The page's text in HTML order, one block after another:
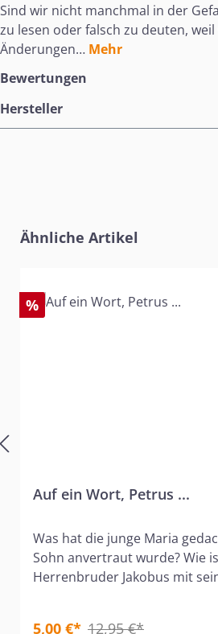
Sind wir nicht manchmal in der
zu lesen oder falsch zu deuten,
Änderungen… Mehr
Bewertungen
Hersteller
Produktgalerie überspringen
Ähnliche Artikel
%
Auf ein Wort, Petrus ...
Was hat die junge Maria
Sohn anvertraut wurde? Wie
Herrenbruder Jakobus mit
5,00 €* 12,95 €*